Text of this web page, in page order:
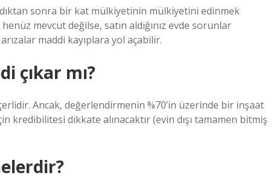
sonra bir kat mülkiyetinin mülkiyetini edinmek
mevcut değilse, satın aldığınız evde sorunlar
maddi kayıplara yol açabilir.
çıkar mı?
Ancak, değerlendirmenin %70’in üzerinde bir inşaat
dikkate alınacaktır (evin dışı tamamen bitmiş